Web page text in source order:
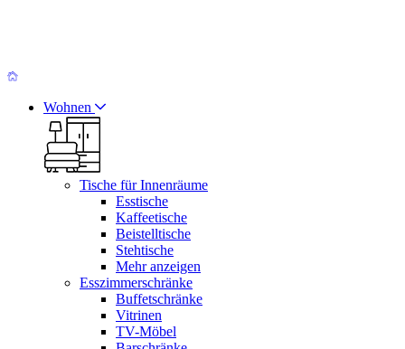
Wohnen
Tische für Innenräume
Esstische
Kaffeetische
Beistelltische
Stehtische
Mehr anzeigen
Esszimmerschränke
Buffetschränke
Vitrinen
TV-Möbel